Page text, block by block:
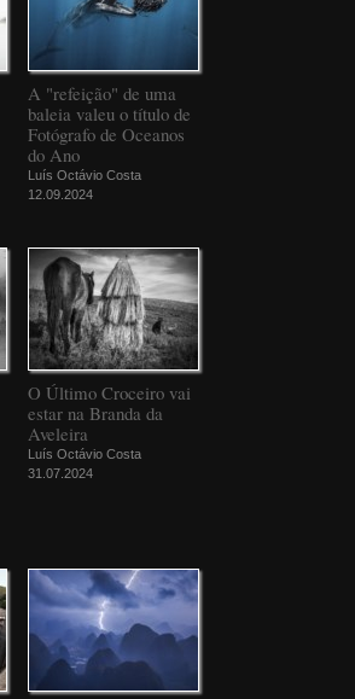
A "refeição" de uma
baleia valeu o título de
Fotógrafo de Oceanos
do Ano
Luís Octávio Costa
12.09.2024
O Último Croceiro vai
estar na Branda da
Aveleira
Luís Octávio Costa
31.07.2024